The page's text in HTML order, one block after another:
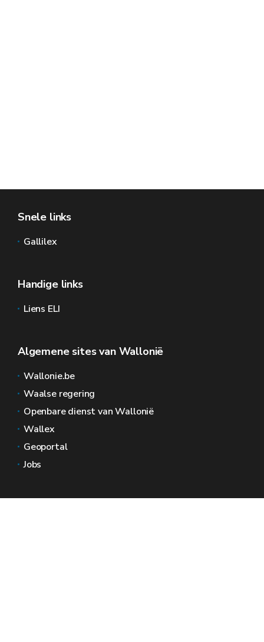
Snele links
Gallilex
Handige links
Liens ELI
Algemene sites van Wallonië
Wallonie.be
Waalse regering
Openbare dienst van Wallonië
Wallex
Geoportal
Jobs